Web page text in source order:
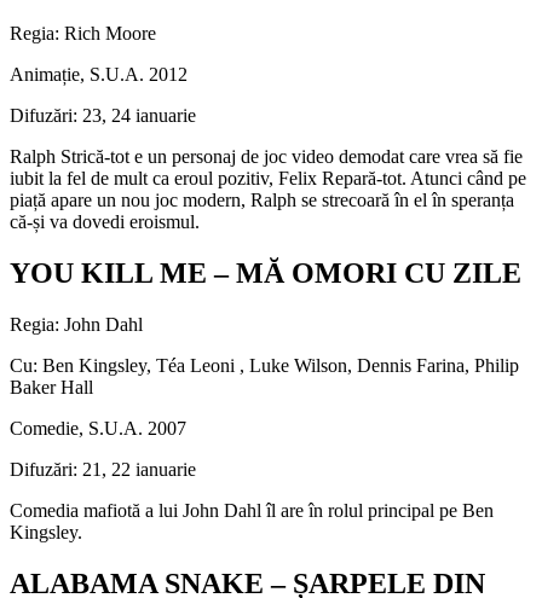
Regia: Rich Moore
Animație, S.U.A. 2012
Difuzări: 23, 24 ianuarie
Ralph Strică-tot e un personaj de joc video demodat care vrea să fie
iubit la fel de mult ca eroul pozitiv, Felix Repară-tot. Atunci când pe
piață apare un nou joc modern, Ralph se strecoară în el în speranța
că-și va dovedi eroismul.
YOU KILL ME – MĂ OMORI CU ZILE
Regia: John Dahl
Cu: Ben Kingsley, Téa Leoni , Luke Wilson, Dennis Farina, Philip
Baker Hall
Comedie, S.U.A. 2007
Difuzări: 21, 22 ianuarie
Comedia mafiotă a lui John Dahl îl are în rolul principal pe Ben
Kingsley.
ALABAMA SNAKE – ȘARPELE DIN